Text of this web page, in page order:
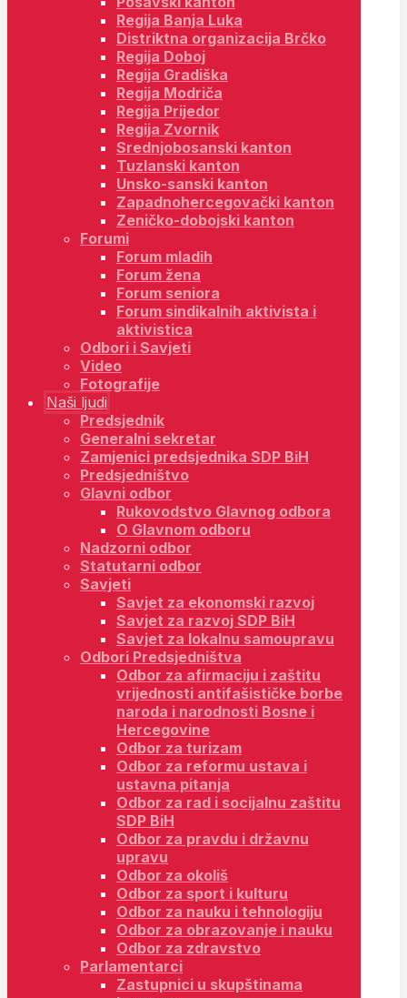
Regija Banja Luka
Distriktna organizacija Brčko
Regija Doboj
Regija Gradiška
Regija Modriča
Regija Prijedor
Regija Zvornik
Srednjobosanski kanton
Tuzlanski kanton
Unsko-sanski kanton
Zapadnohercegovački kanton
Zeničko-dobojski kanton
Forumi
Forum mladih
Forum žena
Forum seniora
Forum sindikalnih aktivista i
aktivistica
Odbori i Savjeti
Video
Fotografije
Naši ljudi
Predsjednik
Generalni sekretar
Zamjenici predsjednika SDP BiH
Predsjedništvo
Glavni odbor
Rukovodstvo Glavnog odbora
O Glavnom odboru
Nadzorni odbor
Statutarni odbor
Savjeti
Savjet za ekonomski razvoj
Savjet za razvoj SDP BiH
Savjet za lokalnu samoupravu
Odbori Predsjedništva
Odbor za afirmaciju i zaštitu
vrijednosti antifašističke borbe
naroda i narodnosti Bosne i
Hercegovine
Odbor za turizam
Odbor za reformu ustava i
ustavna pitanja
Odbor za rad i socijalnu zaštitu
SDP BiH
Odbor za pravdu i državnu
upravu
Odbor za okoliš
Odbor za sport i kulturu
Odbor za nauku i tehnologiju
Odbor za obrazovanje i nauku
Odbor za zdravstvo
Parlamentarci
Zastupnici u skupštinama